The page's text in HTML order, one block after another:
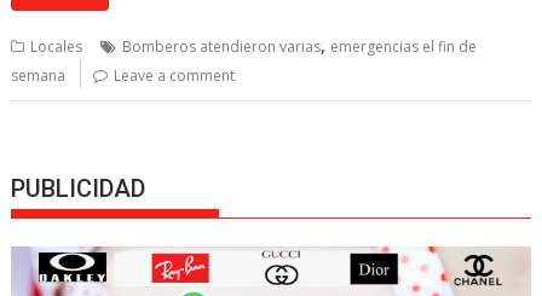
Locales Bomberos atendieron varias, emergencias el fin de
semana
Leave a comment
PUBLICIDAD